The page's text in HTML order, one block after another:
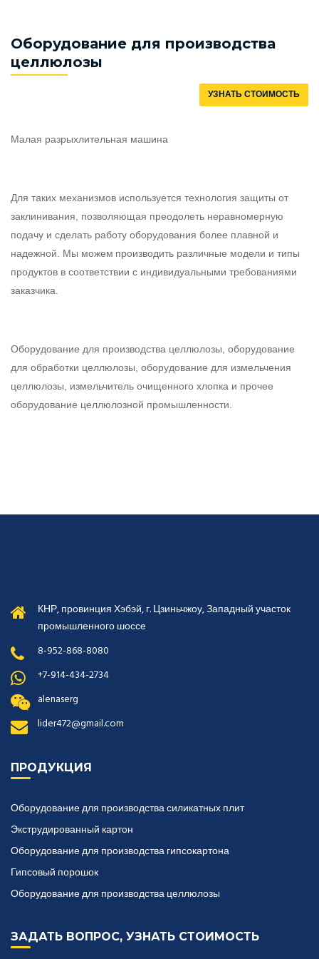
Оборудование для производства
целлюлозы
УЗНАТЬ СТОИМОСТЬ
Малая разрыхлительная машина
Для таких механизмов используется технология защиты от
заклинивания, позволяющая преодолеть неравномерную
подачу и сделать работу оборудования более плавной и
надежной. Мы можем производить различные модели и типы
продуктов в соответствии с индивидуальными требованиями
заказчика.
Оборудование для производства целлюлозы, оборудование
для обработки целлюлозы, оборудование для измельчения
целлюлозы, измельчитель очищенного хлопка и прочее
оборудование целлюлозной промышленности.
КНР, провинция Хэбэй, г. Цзиньчжоу, Западный участок
промышленного шоссе
8-952-868-8080
+7-914-434-2734
alenaserg
lider472@gmail.com
ПРОДУКЦИЯ
Оборудование для производства силикатных плит
Экструдированный картон
Оборудование для производства гипсокартона
Гипсовый порошок
Оборудование для производства целлюлозы
ЗАДАТЬ ВОПРОС, УЗНАТЬ СТОИМОСТЬ